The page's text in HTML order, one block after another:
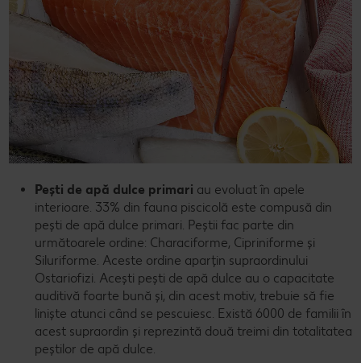
Pești de apă dulce primari au evoluat în apele
interioare. 33% din fauna piscicolă este compusă din
pești de apă dulce primari. Peștii fac parte din
următoarele ordine: Characiforme, Cipriniforme și
Siluriforme. Aceste ordine aparțin supraordinului
Ostariofizi. Acești pești de apă dulce au o capacitate
auditivă foarte bună și, din acest motiv, trebuie să fie
liniște atunci când se pescuiesc. Există 6000 de familii în
acest supraordin și reprezintă două treimi din totalitatea
peștilor de apă dulce.